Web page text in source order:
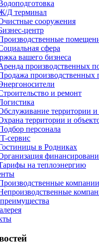
Д терминал
сооружения
центр
сфера
вашего бизнеса
производственных
производственных
и ремонт
территории
территории и
персонала
сервис
в Родниках
на теплоэнергию
компании